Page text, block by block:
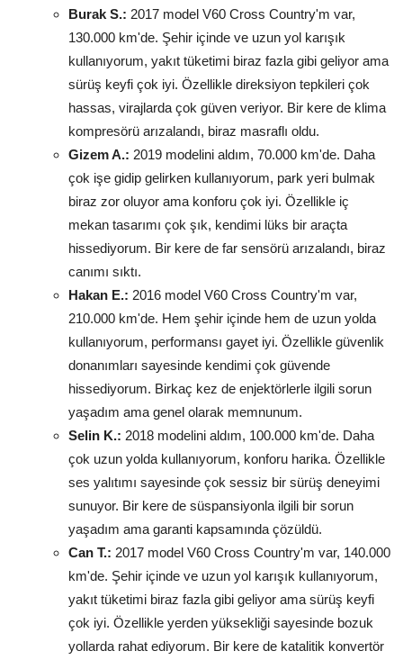
Burak S.: 2017 model V60 Cross Country'm var,
130.000 km'de. Şehir içinde ve uzun yol karışık
kullanıyorum, yakıt tüketimi biraz fazla gibi geliyor ama
sürüş keyfi çok iyi. Özellikle direksiyon tepkileri çok
hassas, virajlarda çok güven veriyor. Bir kere de klima
kompresörü arızalandı, biraz masraflı oldu.
Gizem A.: 2019 modelini aldım, 70.000 km'de. Daha
çok işe gidip gelirken kullanıyorum, park yeri bulmak
biraz zor oluyor ama konforu çok iyi. Özellikle iç
mekan tasarımı çok şık, kendimi lüks bir araçta
hissediyorum. Bir kere de far sensörü arızalandı, biraz
canımı sıktı.
Hakan E.: 2016 model V60 Cross Country'm var,
210.000 km'de. Hem şehir içinde hem de uzun yolda
kullanıyorum, performansı gayet iyi. Özellikle güvenlik
donanımları sayesinde kendimi çok güvende
hissediyorum. Birkaç kez de enjektörlerle ilgili sorun
yaşadım ama genel olarak memnunum.
Selin K.: 2018 modelini aldım, 100.000 km'de. Daha
çok uzun yolda kullanıyorum, konforu harika. Özellikle
ses yalıtımı sayesinde çok sessiz bir sürüş deneyimi
sunuyor. Bir kere de süspansiyonla ilgili bir sorun
yaşadım ama garanti kapsamında çözüldü.
Can T.: 2017 model V60 Cross Country'm var, 140.000
km'de. Şehir içinde ve uzun yol karışık kullanıyorum,
yakıt tüketimi biraz fazla gibi geliyor ama sürüş keyfi
çok iyi. Özellikle yerden yüksekliği sayesinde bozuk
yollarda rahat ediyorum. Bir kere de katalitik konvertör